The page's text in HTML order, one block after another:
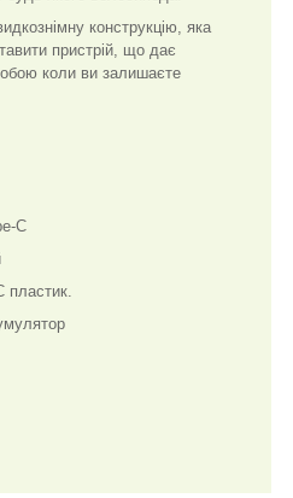
конструкцію, яка
пристрій, що дає
коли ви залишаєте
C
пластик.